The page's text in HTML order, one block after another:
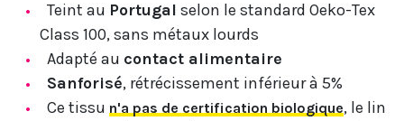
Teint au Portugal selon le standard Oeko-Tex
Class 100, sans métaux lourds
Adapté au contact alimentaire
Sanforisé, rétrécissement inférieur à 5%
Ce tissu n'a pas de certification biologique, le lin